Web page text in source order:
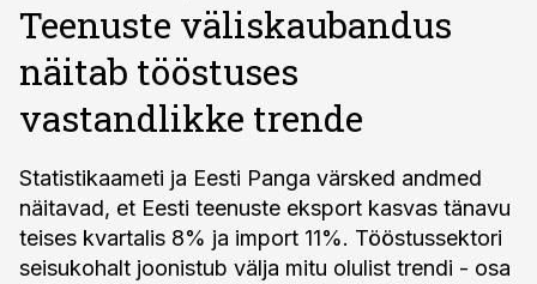
Teenuste väliskaubandus
näitab tööstuses
vastandlikke trende
Statistikaameti ja Eesti Panga värsked andmed
näitavad, et Eesti teenuste eksport kasvas tänavu
teises kvartalis 8% ja import 11%. Tööstussektori
seisukohalt joonistub välja mitu olulist trendi - osa